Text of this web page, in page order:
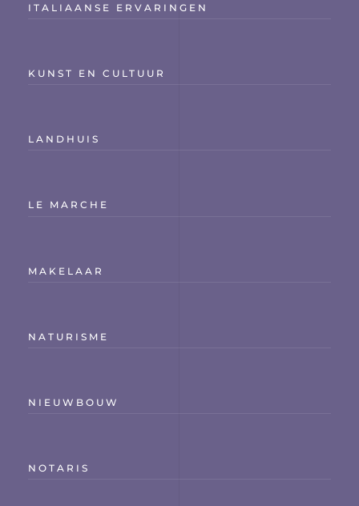
ITALIAANSE ERVARINGEN
KUNST EN CULTUUR
LANDHUIS
LE MARCHE
MAKELAAR
NATURISME
NIEUWBOUW
NOTARIS